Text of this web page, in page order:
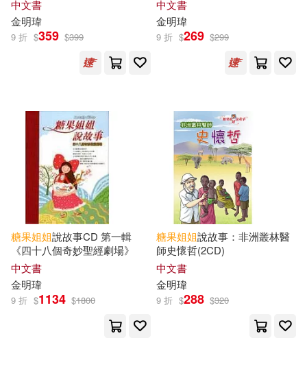
伍美珍(2) 伍美珍（主編）(2)
《意林》編輯部 編(1)
兩色風景(1) 本書編輯部編(1)
糖果姊姊(1) 糖果小俠(1)
出版社 (可複選)
愛播聽書FM(188) 宇宙光(9)
中文書
金明瑋
9 折 $359 $399
中文書
金明瑋
9 折 $269 $299
糖果姐姐說故事CD 第一輯
《四十八個奇妙聖經劇場》
中文書
金明瑋
9 折 $1134 $1800
糖果姐姐說故事：非洲叢林醫
師史懷哲(2CD)
中文書
金明瑋
9 折 $288 $320